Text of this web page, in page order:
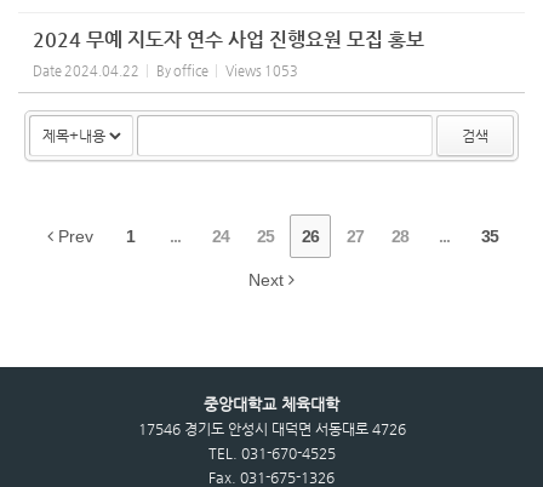
2024 무예 지도자 연수 사업 진행요원 모집 홍보
Date 2024.04.22 Byoffice Views 1053
검색
Prev 1 ... 24 25 26 27 28 ... 35
Next
중앙대학교 체육대학
17546 경기도 안성시 대덕면 서동대로 4726
TEL. 031-670-4525
Fax. 031-675-1326